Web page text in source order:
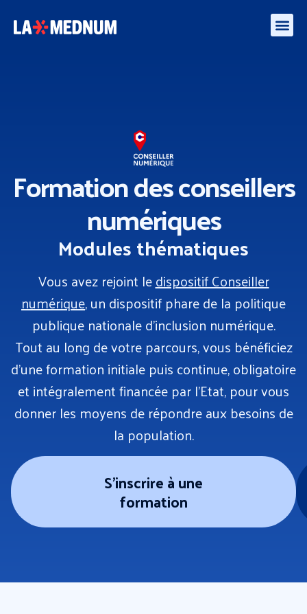
Formation des conseillers
numériques
Modules thématiques
Vous avez rejoint ledispositif Conseiller
numérique, un dispositif phare de la politique
publique nationale d’inclusion numérique.
Tout au long de votre parcours, vous bénéficiez
d’une formation initiale puis continue, obligatoire
et intégralement financée par l’Etat, pour vous
donner les moyens de répondre aux besoins de
la population.
S'inscrire à une
formation